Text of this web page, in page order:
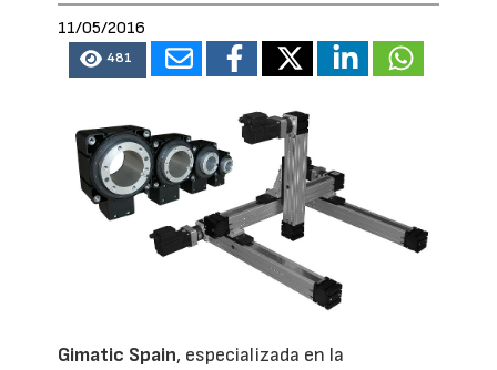
11/05/2016
481
Gimatic Spain, especializada en la